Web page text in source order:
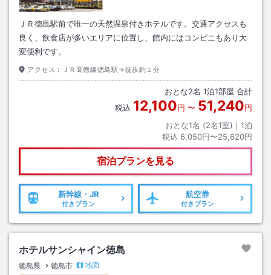
ＪＲ徳島駅前で唯一の天然温泉付きホテルです。交通アクセスも
良く、飲食店が多いエリアに位置し、館内にはコンビニもあり大
変便利です。
アクセス： ＪＲ高徳線徳島駅→徒歩約１分
おとな2名 1泊1部屋 合計
税込 12,100円 〜 51,240円
おとな1名 (2名1室)｜ 1泊
税込 6,050円〜25,620円
宿泊プランを見る
新幹線・JR
付きプラン
航空券
付きプラン
ホテルサンシャイン徳島
徳島県 徳島市
地図